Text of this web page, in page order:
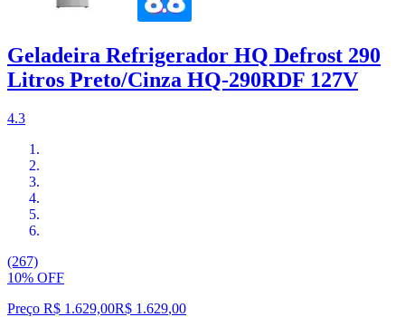
Geladeira Refrigerador HQ Defrost 290
Litros Preto/Cinza HQ-290RDF 127V
4.3
(267)
10% OFF
Preço R$ 1.629,00R$ 1.629,00